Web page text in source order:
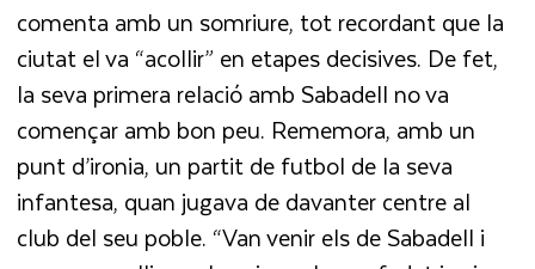
comenta amb un somriure, tot recordant que la
ciutat el va “acollir” en etapes decisives. De fet,
la seva primera relació amb Sabadell no va
començar amb bon peu. Rememora, amb un
punt d’ironia, un partit de futbol de la seva
infantesa, quan jugava de davanter centre al
club del seu poble. “Van venir els de Sabadell i